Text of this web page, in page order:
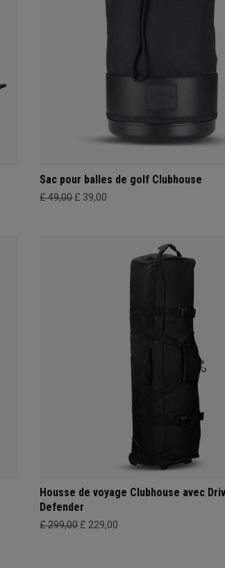
Sac pour balles de golf Clubhouse
£ 49,00 £ 39,00
Housse de voyage Clubhouse avec
Defender
£ 299,00 £ 229,00